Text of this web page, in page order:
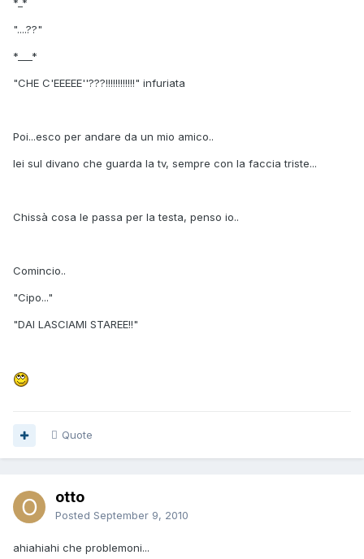
*_*
"....??"
*___*
"CHE C'EEEEE''???!!!!!!!!!!!!" infuriata
Poi...esco per andare da un mio amico..
lei sul divano che guarda la tv, sempre con la faccia triste...
Chissà cosa le passa per la testa, penso io..
Comincio..
"Cipo..."
"DAI LASCIAMI STAREE!!"
Quote
otto
Posted September 9, 2010
ahiahiahi che problemoni...